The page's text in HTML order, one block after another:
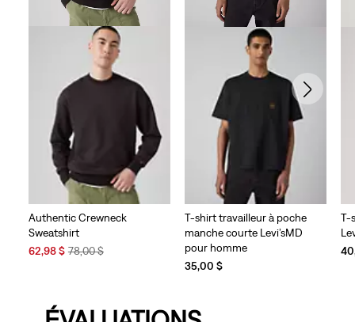
Authentic Crewneck
Sweatshirt
Sale
62,98 $Original
78,00 $
T-shirt travailleur à poche
manche courte Levi’sMD
pour homme
35,00 $
T-